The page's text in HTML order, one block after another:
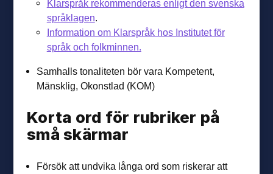
Klarspråk rekommenderas enligt den svenska
språklagen.
Information om Klarspråk hos Institutet för
språk och folkminnen.
Samhalls tonaliteten bör vara Kompetent,
Mänsklig, Okonstlad (KOM)
Korta ord för rubriker på
små skärmar
Försök att undvika långa ord som riskerar att